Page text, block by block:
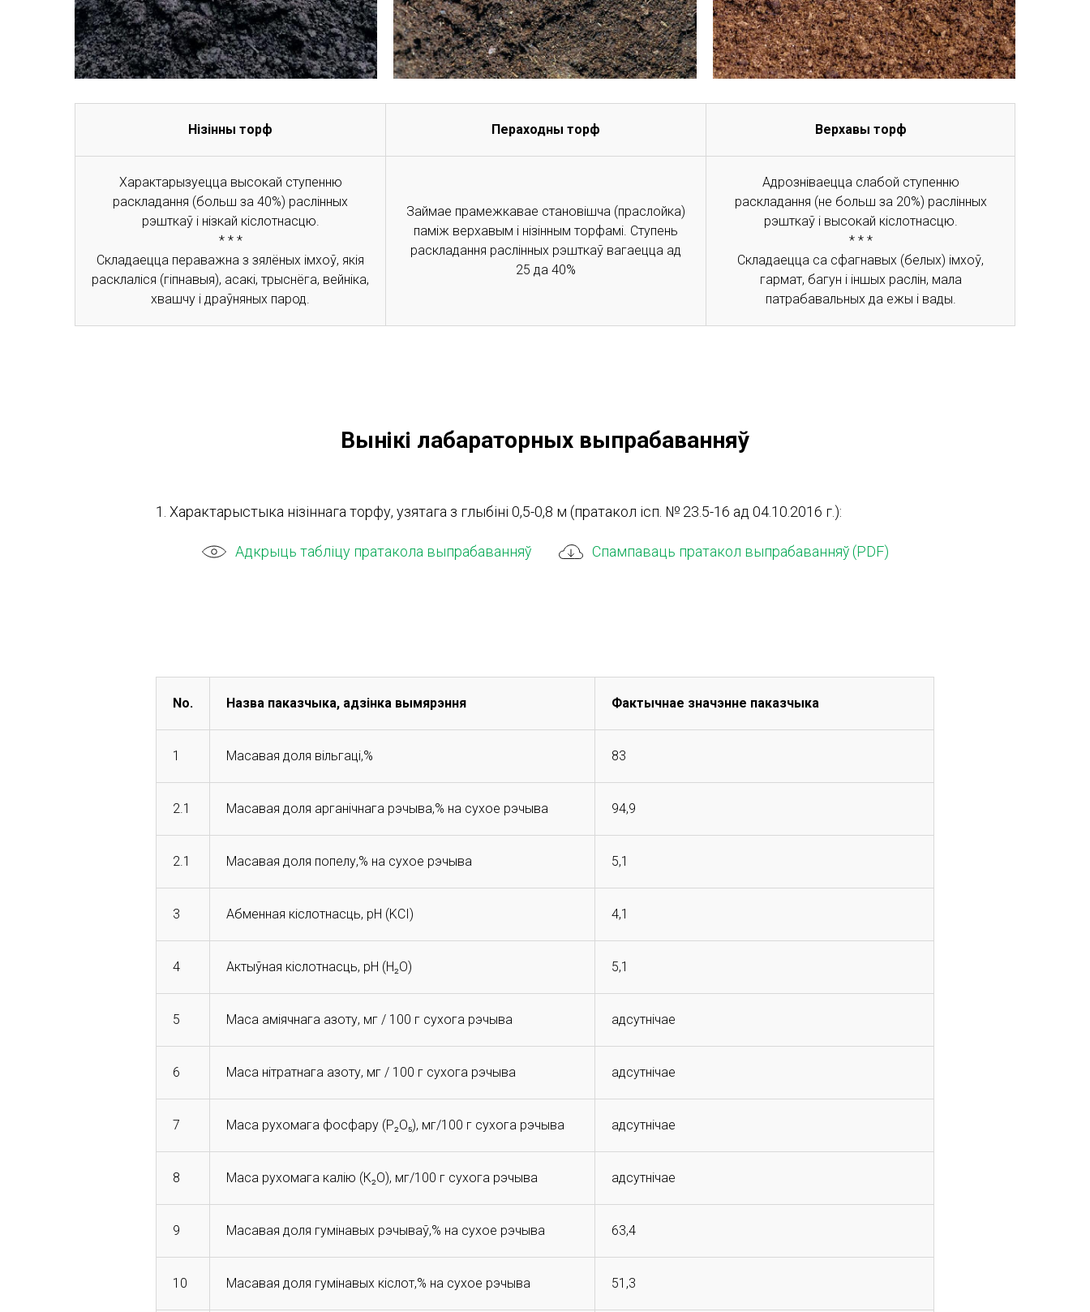
Нізінны торф Пераходны торф Верхавы торф
Характарызуецца высокай ступенню
раскладання (больш за 40%) раслінных
рэшткаў і нізкай кіслотнасцю.
* * *
Складаецца пераважна з зялёных імхоў, якія
расклаліся (гіпнавыя), асакі, трыснёга, вейніка,
хвашчу і драўняных парод.
Займае прамежкавае становішча (праслойка)
паміж верхавым і нізінным торфамі. Ступень
раскладання раслінных рэшткаў вагаецца ад
25 да 40%
Адрозніваецца слабой ступенню
раскладання (не больш за 20%) раслінных
рэшткаў і высокай кіслотнасцю.
* * *
Складаецца са сфагнавых (белых) імхоў,
гармат, багун і іншых раслін, мала
патрабавальных да ежы і вады.
Вынікі лабараторных выпрабаванняў
1. Характарыстыка нізіннага торфу, узятага з глыбіні 0,5-0,8 м (пратакол ісп. № 23.5-16 ад 04.10.2016 г.):
Адкрыць табліцу пратакола выпрабаванняў Спампаваць пратакол выпрабаванняў (PDF)
No. Назва паказчыка, адзінка вымярэння Фактычнае значэнне паказчыка
1 Масавая доля вільгаці,% 83
2.1 Масавая доля арганічнага рэчыва,% на сухое рэчыва 94,9
2.1 Масавая доля попелу,% на сухое рэчыва 5,1
3 Абменная кіслотнасць, pH (KCI) 4,1
4 Актыўная кіслотнасць, pH (Н₂O) 5,1
5 Маса аміячнага азоту, мг / 100 г сухога рэчыва адсутнічае
6 Маса нітратнага азоту, мг / 100 г сухога рэчыва адсутнічае
7 Маса рухомага фосфару (P₂O₅), мг/100 г сухога рэчыва адсутнічае
8 Маса рухомага калію (К₂O), мг/100 г сухога рэчыва адсутнічае
9 Масавая доля гумінавых рэчываў,% на сухое рэчыва 63,4
10 Масавая доля гумінавых кіслот,% на сухое рэчыва 51,3